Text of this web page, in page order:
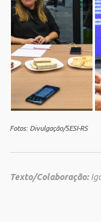
Fotos: Divulgação/SESI-RS
Texto/Colaboração: